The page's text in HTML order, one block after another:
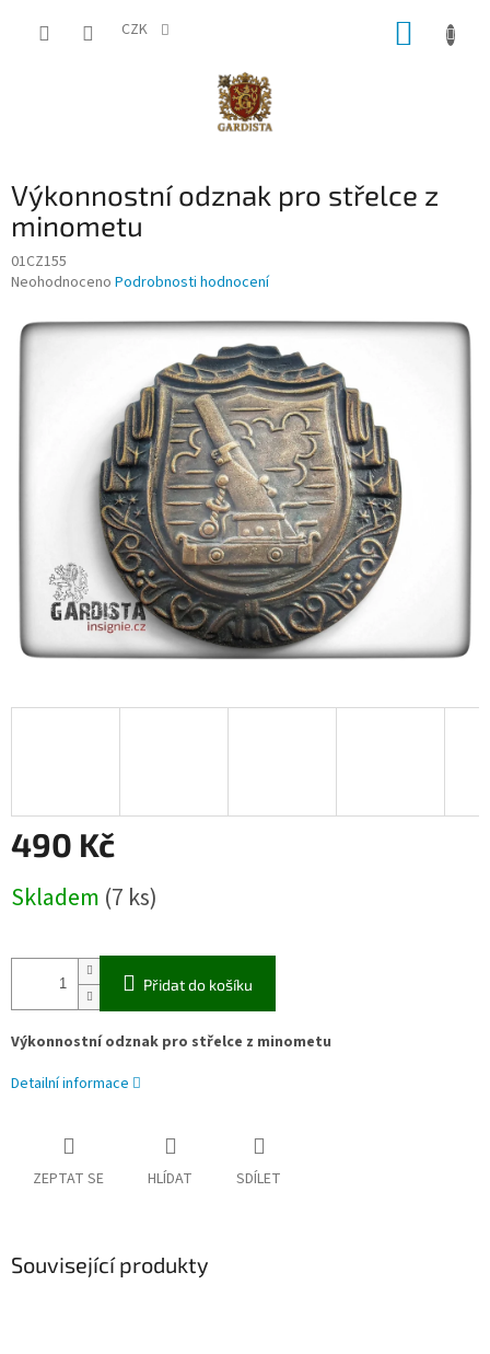
CZK
Výkonnostní odznak pro střelce z
minometu
01CZ155
Průměrné
produktu
je
Neohodnoceno Podrobnosti hodnocení
490 Kč
cena:
Skladem (7 ks)
Přidat do košíku
Výkonnostní odznak pro střelce z minometu
Detailní informace
ZEPTAT SE HLÍDAT SDÍLET
Související produkty